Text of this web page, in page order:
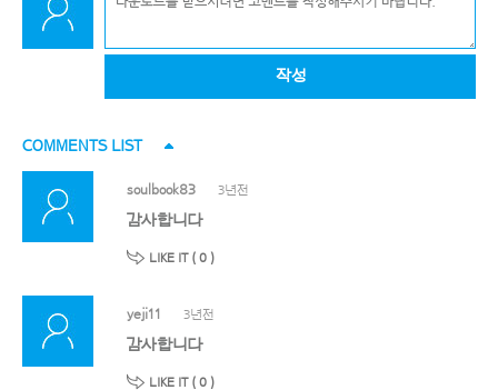
작성
COMMENTS LIST
soulbook83 3년전
감사합니다
LIKE IT ( 0 )
yeji11 3년전
감사합니다
LIKE IT ( 0 )